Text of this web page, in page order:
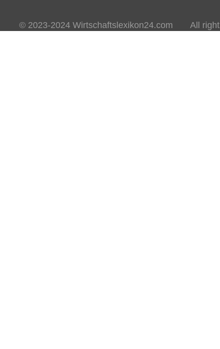
© 2023-2024 Wirtschaftslexikon24.com All